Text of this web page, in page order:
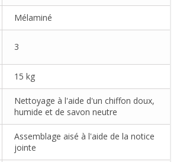
Mélaminé
3
15 kg
Nettoyage à l'aide d'un chiffon doux,
humide et de savon neutre
Assemblage aisé à l'aide de la notice
jointe